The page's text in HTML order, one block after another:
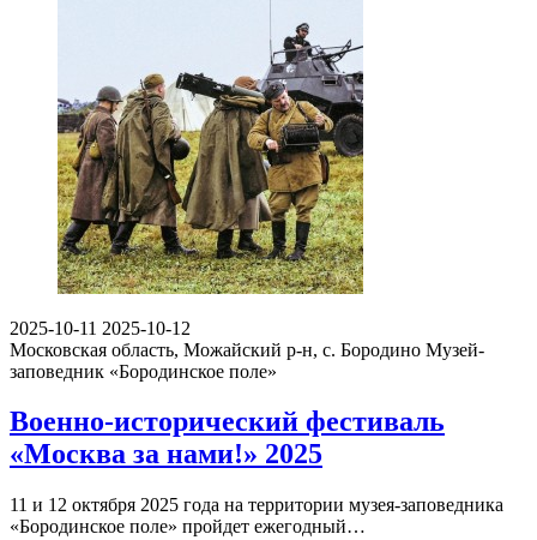
2025-10-11 2025-10-12
Московская область, Можайский р-н, с. Бородино Музей-
заповедник «Бородинское поле»
Военно-исторический фестиваль
«Москва за нами!» 2025
11 и 12 октября 2025 года на территории музея-заповедника
«Бородинское поле» пройдет ежегодный…